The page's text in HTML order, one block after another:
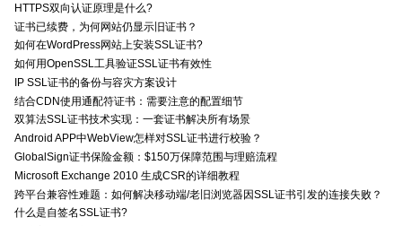
HTTPS双向认证原理是什么?
证书已续费，为何网站仍显示旧证书？
如何在WordPress网站上安装SSL证书?
如何用OpenSSL工具验证SSL证书有效性
IP SSL证书的备份与容灾方案设计
结合CDN使用通配符证书：需要注意的配置细节
双算法SSL证书技术实现：一套证书解决所有场景
Android APP中WebView怎样对SSL证书进行校验？
GlobalSign证书保险金额：$150万保障范围与理赔流程
Microsoft Exchange 2010 生成CSR的详细教程
跨平台兼容性难题：如何解决移动端/老旧浏览器因SSL证书引发的连接失败？
什么是自签名SSL证书?